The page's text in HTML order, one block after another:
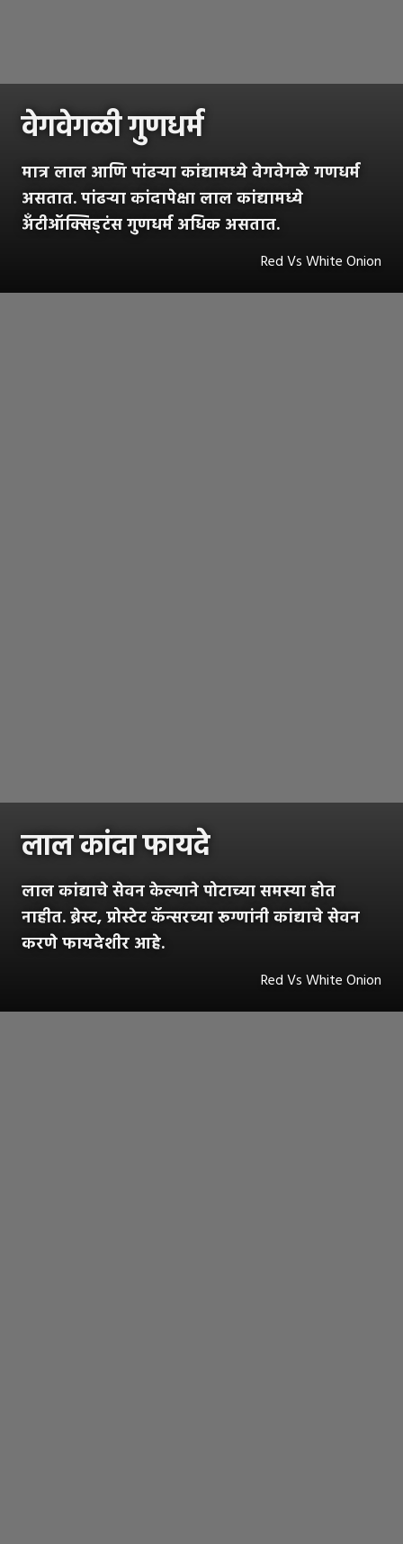
वेगवेगळी गुणधर्म
मात्र लाल आणि पांढऱ्या कांद्यामध्ये वेगवेगळे गणधर्म
असतात. पांढऱ्या कांदापेक्षा लाल कांद्यामध्ये
अँटीऑक्सिड्टंस गुणधर्म अधिक असतात.
Red Vs White Onion
लाल कांदा फायदे
लाल कांद्याचे सेवन केल्याने पोटाच्या समस्या होत
नाहीत. ब्रेस्ट, प्रोस्टेट कॅन्सरच्या रूग्णांनी कांद्याचे सेवन
करणे फायदेशीर आहे.
Red Vs White Onion